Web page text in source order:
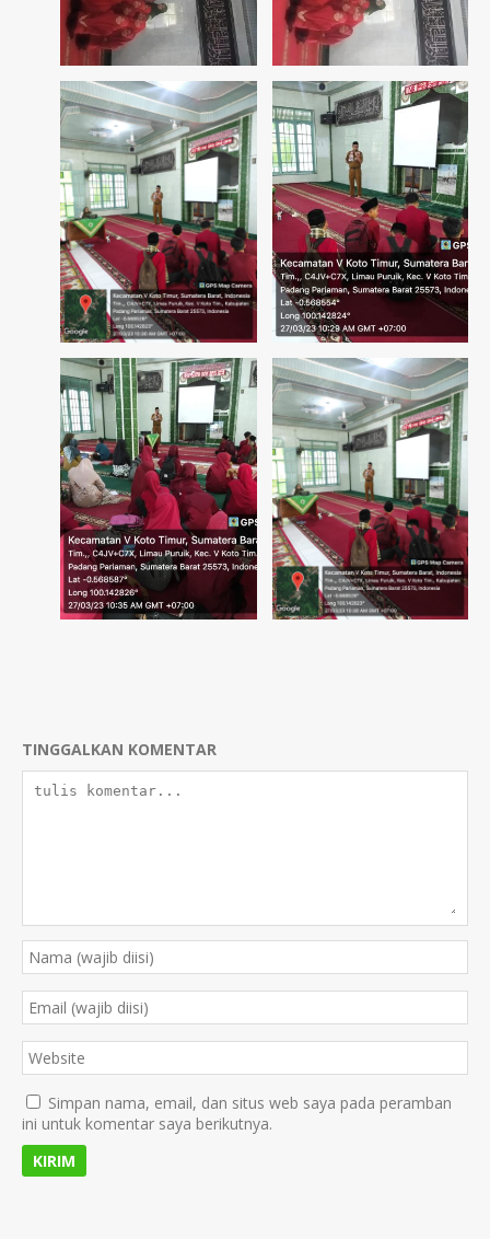
TINGGALKAN KOMENTAR
Simpan nama, email, dan situs web saya pada peramban
ini untuk komentar saya berikutnya.